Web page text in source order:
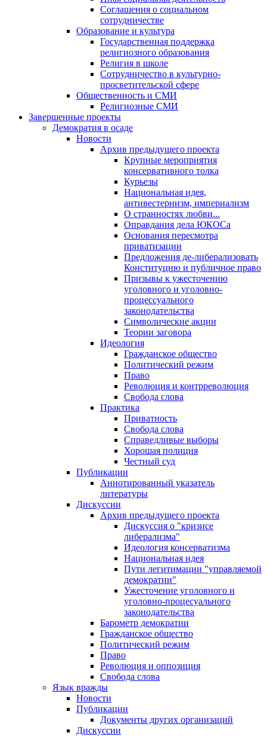
Соглашения о социальном
сотрудничестве
Образование и культура
Государственная поддержка
религиозного образования
Религия в школе
Сотрудничество в культурно-
просветительской сфере
Общественность и СМИ
Религиозные СМИ
Завершенные проекты
Демократия в осаде
Новости
Архив предыдущего проекта
Крупные мероприятия
консервативного толка
Курьезы
Национальная идея,
антивестернизм, империализм
О странностях любви...
Оправдания дела ЮКОСа
Основания пересмотра
приватизации
Предложения де-либерализовать
Конституцию и публичное право
Призывы к ужесточению
уголовного и уголовно-
процессуального
законодательства
Символические акции
Теории заговора
Идеология
Гражданское общество
Политический режим
Право
Революция и контрреволюция
Свобода слова
Практика
Приватность
Свобода слова
Справедливые выборы
Хорошая полиция
Честный суд
Публикации
Аннотированный указатель
литературы
Дискуссии
Архив предыдущего проекта
Дискуссия о "кризисе
либерализма"
Идеология консерватизма
Национальная идея
Пути легитимации "управляемой
демократии"
Ужесточение уголовного и
уголовно-процесуального
законодательства
Барометр демократии
Гражданское общество
Политический режим
Право
Революция и оппозиция
Свобода слова
Язык вражды
Новости
Публикации
Документы других организаций
Дискуссии